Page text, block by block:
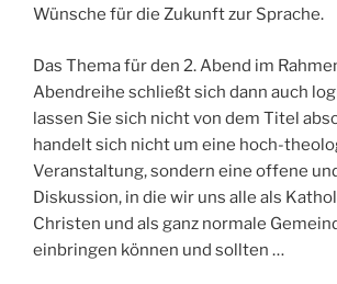
Wünsche für die Zukunft zur Sprache.
Das Thema für den 2. Abend im
Abendreihe schließt sich dann auch
lassen Sie sich nicht von dem Titel
handelt sich nicht um eine hoch-
Veranstaltung, sondern eine offene
Diskussion, in die wir uns alle als
Christen und als ganz normale
einbringen können und sollten …